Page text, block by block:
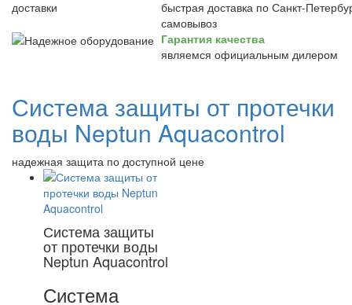
быстрая доставка по Санкт-
самовывоз
Гарантия качества
являемся официальным дилером
Система защиты от протечки
воды Neptun Aquacontrol
надежная защита по доступной цене
Система защиты
от протечки воды
Neptun Aquacontrol
Система